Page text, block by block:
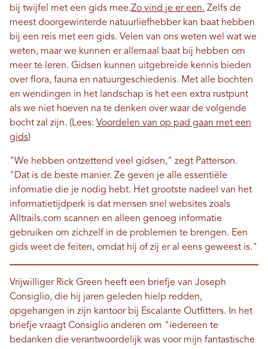
bij twijfel met een gids mee.Zo vind je er een. Zelfs de
meest doorgewinterde natuurliefhebber kan baat hebben
bij een reis met een gids. Velen van ons weten wel wat we
weten, maar we kunnen er allemaal baat bij hebben om
meer te leren. Gidsen kunnen uitgebreide kennis bieden
over flora, fauna en natuurgeschiedenis. Met alle bochten
en wendingen in het landschap is het een extra rustpunt
als we niet hoeven na te denken over waar de volgende
bocht zal zijn. (Lees: Voordelen van op pad gaan met een
gids)
"We hebben ontzettend veel gidsen," zegt Patterson.
"Dat is de beste manier. Ze geven je alle essentiële
informatie die je nodig hebt. Het grootste nadeel van het
informatietijdperk is dat mensen snel websites zoals
Alltrails.com scannen en alleen genoeg informatie
gebruiken om zichzelf in de problemen te brengen. Een
gids weet de feiten, omdat hij of zij er al eens geweest is."
Vrijwilliger Rick Green heeft een briefje van Joseph
Consiglio, die hij jaren geleden hielp redden,
opgehangen in zijn kantoor bij Escalante Outfitters. In het
briefje vraagt ​​Consiglio anderen om "iedereen te
bedanken die verantwoordelijk was voor mijn fantastische